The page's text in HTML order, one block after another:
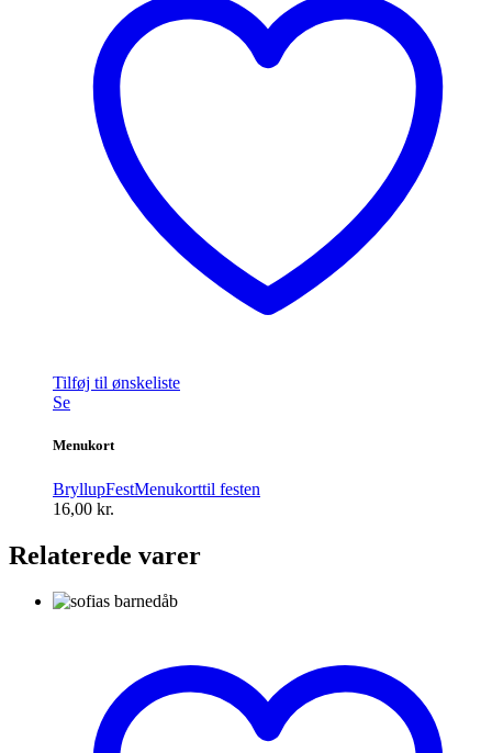
Tilføj til ønskeliste
Se
Menukort
BryllupFestMenukorttil festen
16,00 kr.
Relaterede varer